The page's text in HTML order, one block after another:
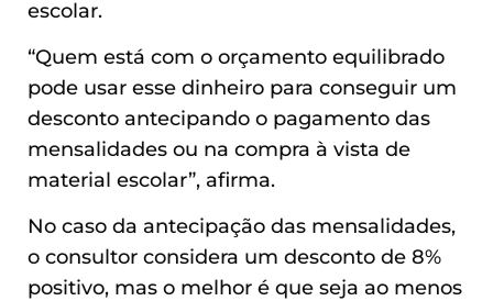
escolar.
“Quem está com o orçamento equilibrado
pode usar esse dinheiro para conseguir um
desconto antecipando o pagamento das
mensalidades ou na compra à vista de
material escolar”, afirma.
No caso da antecipação das mensalidades,
o consultor considera um desconto de 8%
positivo, mas o melhor é que seja ao menos